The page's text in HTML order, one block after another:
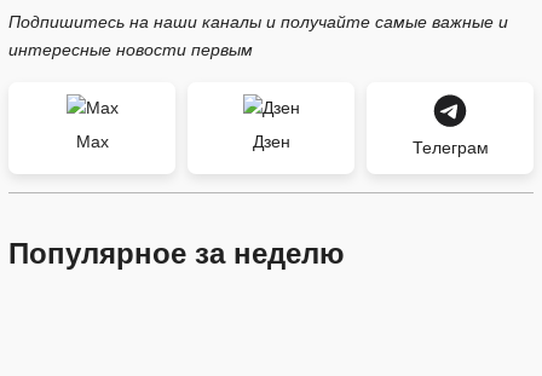
Подпишитесь на наши каналы и получайте самые важные и
интересные новости первым
Max Дзен Телеграм
Популярное за неделю